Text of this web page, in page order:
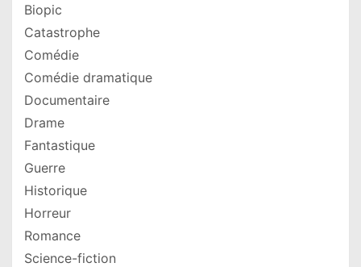
Biopic
Catastrophe
Comédie
Comédie dramatique
Documentaire
Drame
Fantastique
Guerre
Historique
Horreur
Romance
Science-fiction